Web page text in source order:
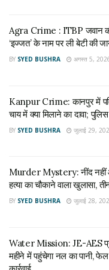
निर्माण कार्य अंतिम
जानकारी के अनुसार, इस
है और अब अंतिम चरण की
दिया जा रहा है।
अधिकारियों का कहना है कि
आर्थिक और
इस एक्सप्रेसवे के शुरू होने
भी कम होगी, जिससे
मिलेगा।
विशेषज्ञों का मानना है कि यह
Agra Crime : ITBP जवान की
‘इज्जत’ के नाम पर ली बेटी की
BY SYED BUSHRA अगस्त 5,
Kanpur Crime: कानपुर में
चाय में क्या मिलाने का दावा;
BY SYED BUSHRA जुलाई 29,
Murder Mystery: नींद नहीं
हत्या का चौकाने वाला खुलासा,
BY SYED BUSHRA जुलाई 28,
Water Mission: JE-AES
महीने में पहुंचेगा नल का पानी, फेल